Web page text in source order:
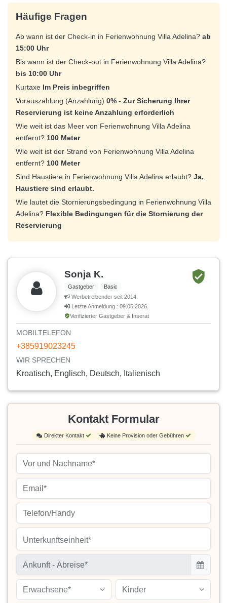
Häufige Fragen
Ab wann ist der Check-in in Ferienwohnung Villa Adelina? ab
15:00 Uhr
Bis wann ist der Check-out in Ferienwohnung Villa Adelina?
bis 10:00 Uhr
Kurtaxe Im Preis inbegriffen
Vorauszahlung (Anzahlung) 0% - Zur Sicherung Ihrer
Reservierung ist keine Anzahlung erforderlich
Wie weit ist das Meer von Ferienwohnung Villa Adelina
entfernt? 100 Meter
Wie weit ist der Strand von Ferienwohnung Villa Adelina
entfernt? 100 Meter
Sind Haustiere in Ferienwohnung Villa Adelina erlaubt? Ja,
Haustiere sind erlaubt.
Wie lautet die Stornierungsbedingung in Ferienwohnung Villa
Adelina? Flexible Bedingungen für die Stornierung der
Reservierung
Sonja K.
Gastgeber
Basic
Werbetreibender seit 2014.
Letzte Anmeldung : 09.05.2026.
Verifizierter Gastgeber & Inserat
MOBILTELEFON
+385919023245
WIR SPRECHEN
Kroatisch, Englisch, Deutsch, Italienisch
Kontakt Formular
Direkter Kontakt Keine Provision oder Gebühren
Unterkunftseinheit*
Erwachsene* Kinder